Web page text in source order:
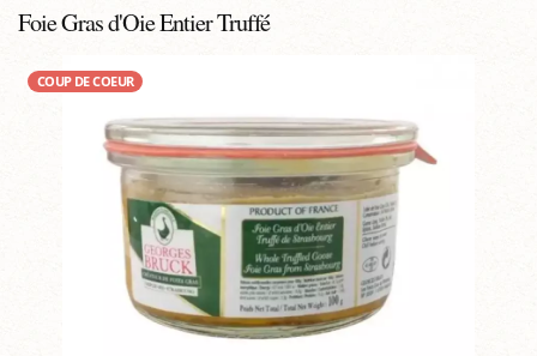
Foie Gras d'Oie Entier Truffé
COUP DE COEUR